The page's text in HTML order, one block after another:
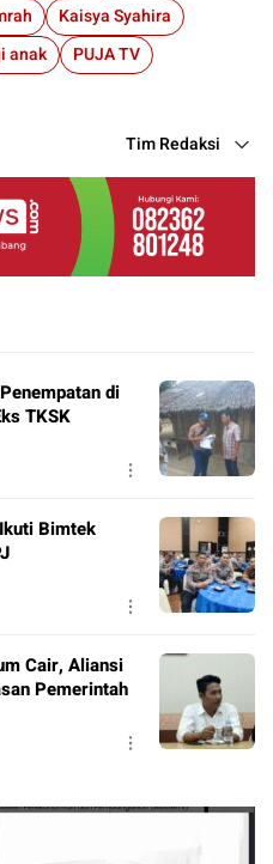
Kaisya Syahira
anak
PUJA TV
Tim Redaksi
di
TKSK
Bimtek
Cair, Aliansi
Pemerintah